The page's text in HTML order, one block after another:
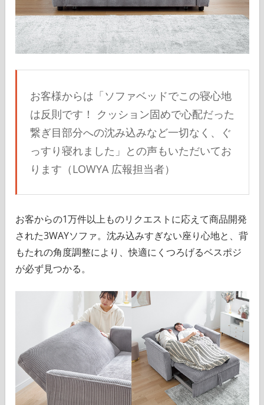
お客様からは「ソファベッドでこの寝心地
は反則です！ クッション固めで心配だった
繋ぎ目部分への沈み込みなど一切なく、ぐ
っすり寝れました」との声もいただいてお
ります（LOWYA 広報担当者）
お客からの1万件以上ものリクエストに応えて商品開発
された3WAYソファ。沈み込みすぎない座り心地と、背
もたれの角度調整により、快適にくつろげるベスポジ
が必ず見つかる。